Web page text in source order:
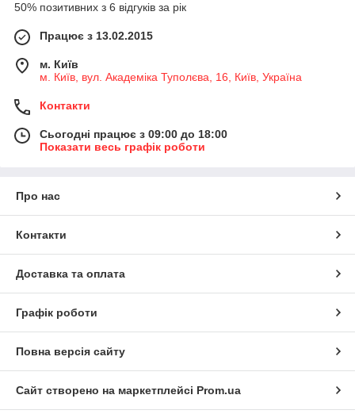
50% позитивних з 6 відгуків за рік
Працює з 13.02.2015
м. Київ
м. Київ, вул. Академіка Туполєва, 16, Київ, Україна
Контакти
Сьогодні працює з 09:00 до 18:00
Показати весь графік роботи
Про нас
Контакти
Доставка та оплата
Графік роботи
Повна версія сайту
Сайт створено на маркетплейсі Prom.ua